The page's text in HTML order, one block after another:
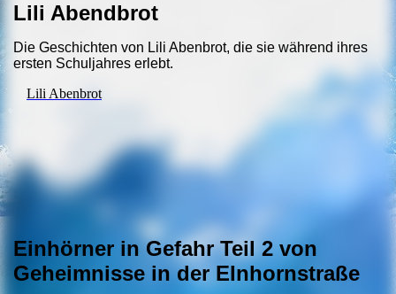
Lili Abendbrot
Die Geschichten von Lili Abenbrot, die sie während ihres
ersten Schuljahres erlebt.
Lili Abenbrot
Einhörner in Gefahr Teil 2 von
Geheimnisse in der EInhornstraße